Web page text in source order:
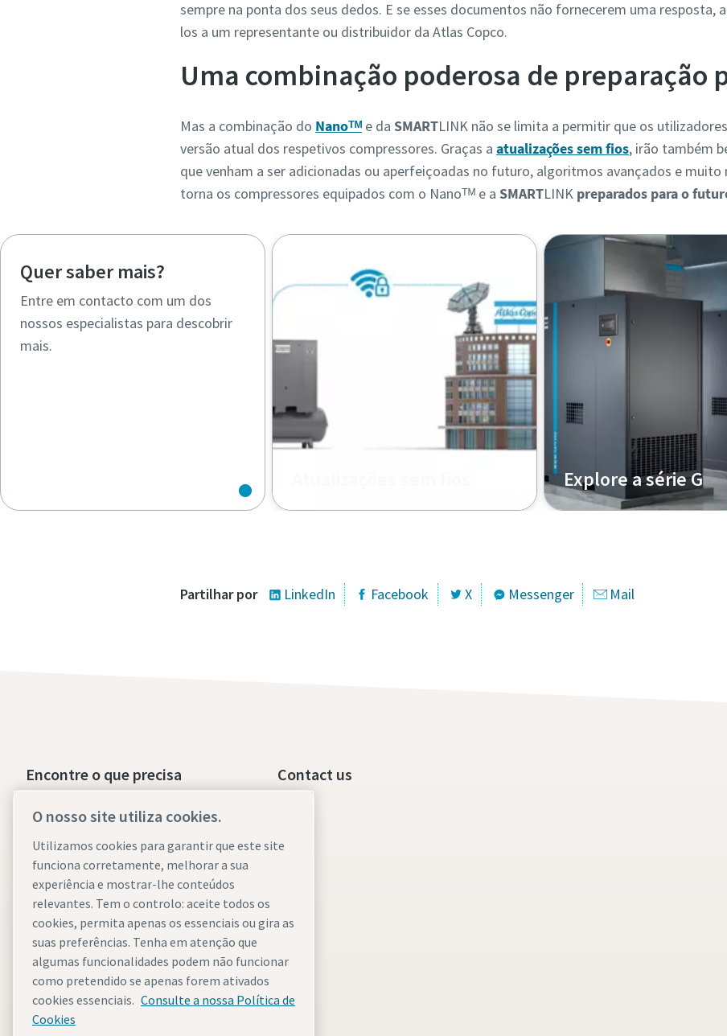
sempre na ponta dos seus dedos. E se esses documentos não fornecerem uma resposta, a
los a um representante ou distribuidor da Atlas Copco.
Uma combinação poderosa de preparação
Mas a combinação do Nanoᵀᴹ e da SMARTLINK não se limita a permitir que os
versão atual dos respetivos compressores. Graças a atualizações sem fios, irão também
que venham a ser adicionadas ou aperfeiçoadas no futuro, algoritmos avançados e muito
torna os compressores equipados com o Nanoᵀᴹ e a SMARTLINK preparados para o
Quer saber mais?
Entre em contacto com um dos
nossos especialistas para descobrir
mais.
O que são atualizações OTA para
Explore a série G
Partilhar por LinkedIn Facebook X Messenger Mail
Encontre o que precisa
Compressores isentos de óleo
Compressores injetados a óleo
Peças e assistência para
compressores
Wiki sobre o ar comprimido
Blogue do compressor de ar
Soluções de ar comprimido
Fichas de dados de segurança
Contact us
O nosso site utiliza cookies.
Utilizamos cookies para garantir que este site
funciona corretamente, melhorar a sua
experiência e mostrar-lhe conteúdos
relevantes. Tem o controlo: aceite todos os
cookies, permita apenas os essenciais ou gira as
suas preferências. Tenha em atenção que
algumas funcionalidades podem não funcionar
como pretendido se apenas forem ativados
cookies essenciais. Consulte a nossa Política de
Cookies